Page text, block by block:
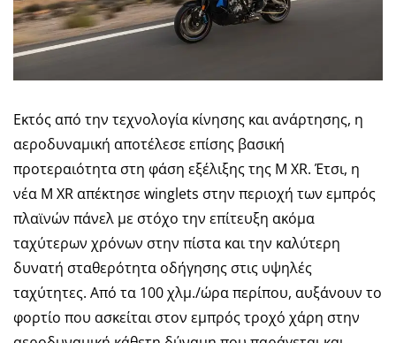
Εκτός από την τεχνολογία κίνησης και ανάρτησης, η
αεροδυναμική αποτέλεσε επίσης βασική
προτεραιότητα στη φάση εξέλιξης της M XR. Έτσι, η
νέα M XR απέκτησε winglets στην περιοχή των εμπρός
πλαϊνών πάνελ με στόχο την επίτευξη ακόμα
ταχύτερων χρόνων στην πίστα και την καλύτερη
δυνατή σταθερότητα οδήγησης στις υψηλές
ταχύτητες. Από τα 100 χλμ./ώρα περίπου, αυξάνουν το
φορτίο που ασκείται στον εμπρός τροχό χάρη στην